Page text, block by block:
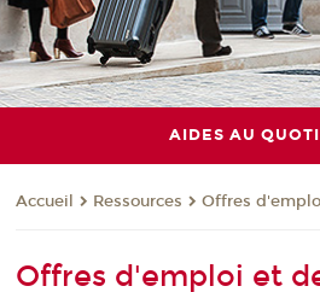
AIDES AU
Accueil Ressources Offres
Offres d'emploi et